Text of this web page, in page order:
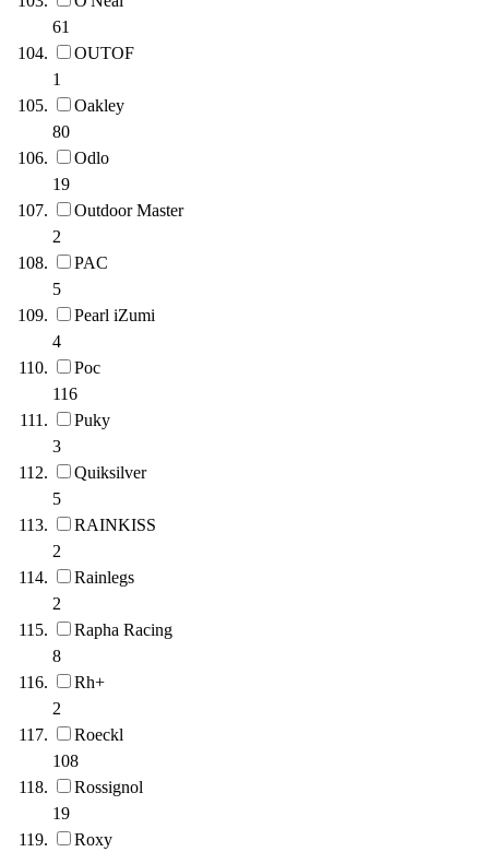
61
OUTOF
1
Oakley
80
Odlo
19
Outdoor Master
2
PAC
5
Pearl iZumi
4
Poc
116
Puky
3
Quiksilver
5
RAINKISS
2
Rainlegs
2
Rapha Racing
8
Rh+
2
Roeckl
108
Rossignol
19
Roxy